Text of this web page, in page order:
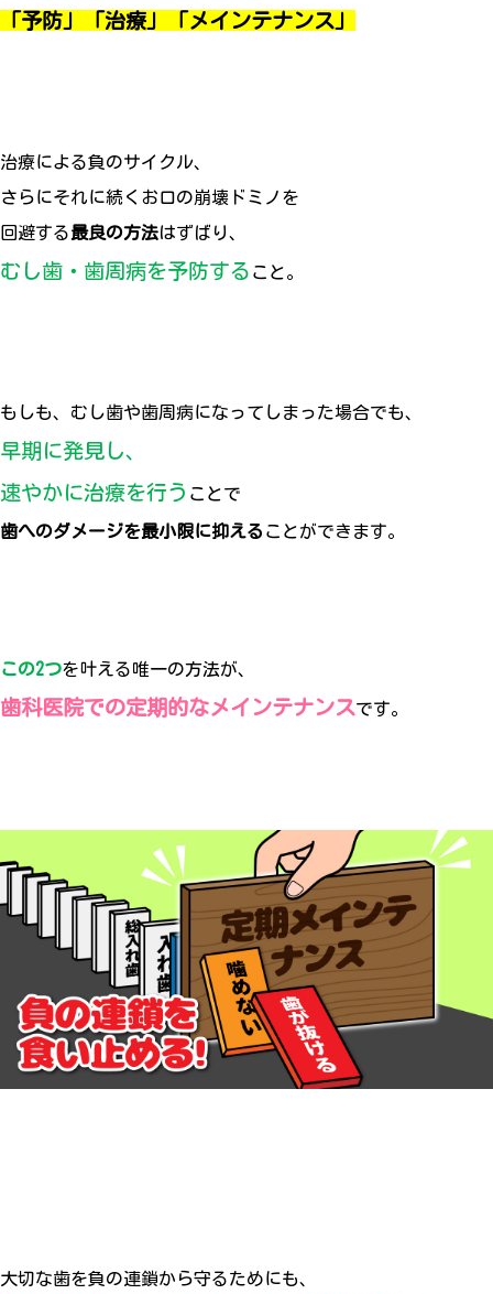
「予防」「治療」「メインテナンス」
治療による負のサイクル、
さらにそれに続くお口の崩壊ドミノを
回避する最良の方法はずばり、
むし歯・歯周病を予防する こと。
もしも、むし歯や歯周病になってしまった場合でも、
早期に発見し、
速やかに治療を行う ことで
歯へのダメージを最小限に抑える ことができます。
この2つを叶える唯一の方法が、
歯科医院での定期的なメインテナンスです。
大切な歯を負の連鎖から守るためにも、